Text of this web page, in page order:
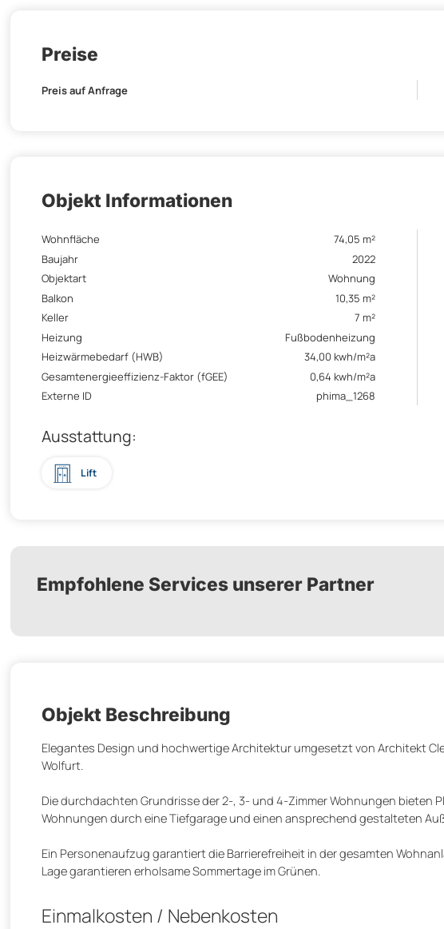
Preise
Preis auf Anfrage
Objekt Informationen
Wohnfläche 74,05 m²
Baujahr
2022
Objektart
Wohnung
Balkon
10,35 m²
Keller
7 m²
Heizung
Fußbodenheizung
Heizwärmebedarf (HWB)
34,00 kwh/m²a
Gesamtenergieeffizienz-Faktor (fGEE)
0,64 kwh/m²a
Externe ID
phima_1268
Ausstattung:
Lift
Empfohlene Services unserer Partner
Objekt Beschreibung
Elegantes Design und hochwertige Architektur umgesetzt von Architekt
Wolfurt.
Die durchdachten Grundrisse der 2-, 3- und 4-Zimmer Wohnungen bieten
Wohnungen durch eine Tiefgarage und einen ansprechend gestalteten
Ein Personenaufzug garantiert die Barrierefreiheit in der gesamten
Lage garantieren erholsame Sommertage im Grünen.
Einmalkosten / Nebenkosten